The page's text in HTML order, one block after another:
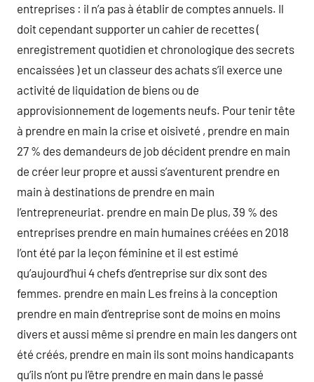
entreprises : il n’a pas à établir de comptes annuels. Il
doit cependant supporter un cahier de recettes (
enregistrement quotidien et chronologique des secrets
encaissées ) et un classeur des achats s’il exerce une
activité de liquidation de biens ou de
approvisionnement de logements neufs. Pour tenir tête
à prendre en main la crise et oisiveté , prendre en main
27 % des demandeurs de job décident prendre en main
de créer leur propre et aussi s’aventurent prendre en
main à destinations de prendre en main
l’entrepreneuriat. prendre en main De plus, 39 % des
entreprises prendre en main humaines créées en 2018
l’ont été par la leçon féminine et il est estimé
qu’aujourd’hui 4 chefs d’entreprise sur dix sont des
femmes. prendre en main Les freins à la conception
prendre en main d’entreprise sont de moins en moins
divers et aussi même si prendre en main les dangers ont
été créés, prendre en main ils sont moins handicapants
qu’ils n’ont pu l’être prendre en main dans le passé